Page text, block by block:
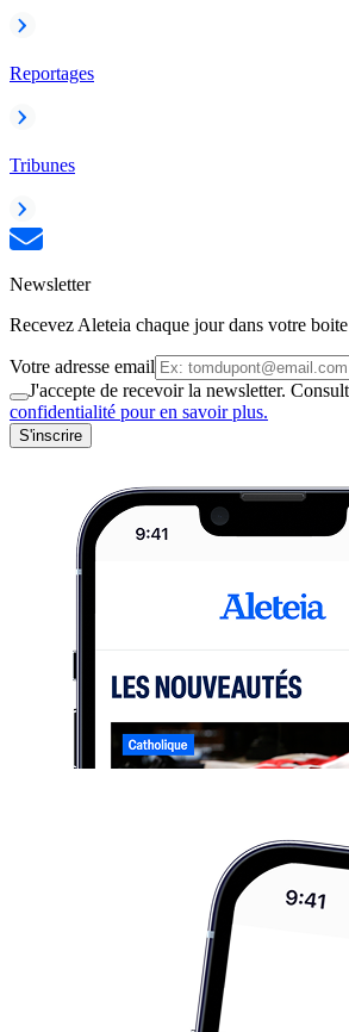
Reportages
Tribunes
Newsletter
Recevez Aleteia chaque jour dans votre
Votre adresse email
J'accepte de recevoir la newsletter.
confidentialité pour en savoir plus.
S'inscrire